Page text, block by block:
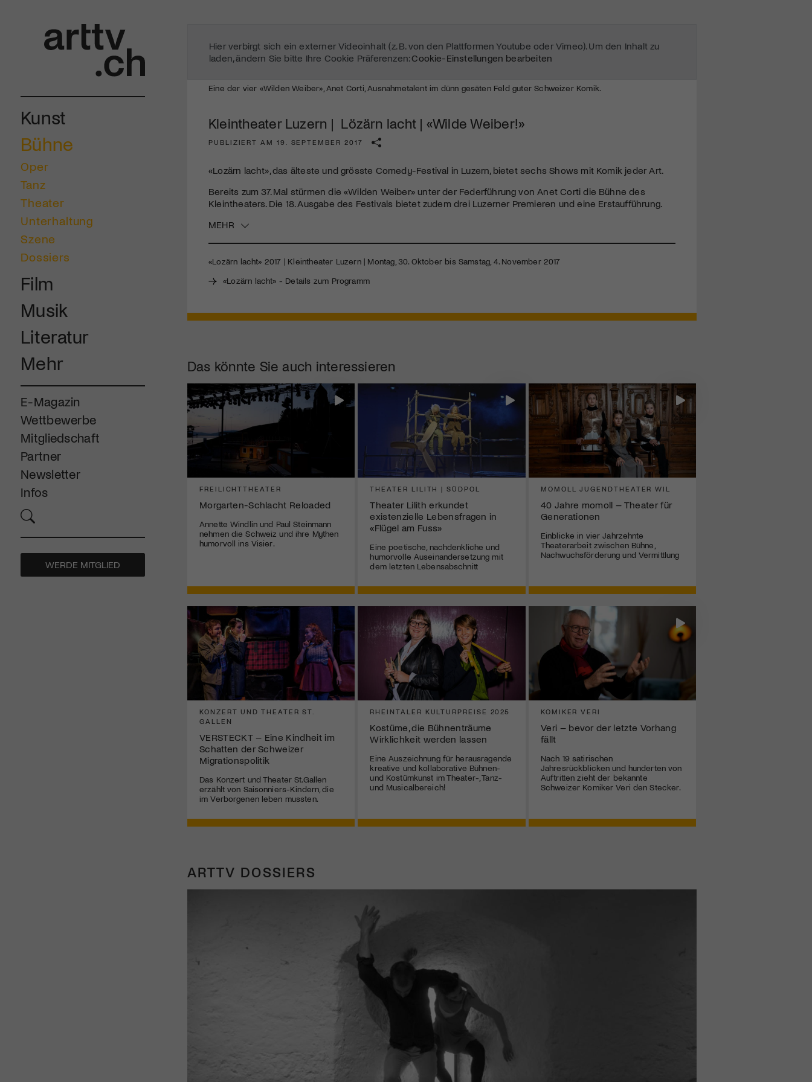
Kunst
Bühne
Oper
Tanz
Theater
Unterhaltung
Szene
Dossiers
Film
Musik
Literatur
Mehr
E-Magazin
Wettbewerbe
Mitgliedschaft
Partner
Newsletter
Infos
WERDE MITGLIED
Hier verbirgt sich ein externer Videoinhalt (z. B. von den Plattformen Youtube oder Vimeo). Um den Inhalt zu
laden, ändern Sie bitte Ihre Cookie Präferenzen:Cookie-Einstellungen bearbeiten
Eine der vier «Wilden Weiber», Anet Corti, Ausnahmetalent im dünn gesäten Feld guter Schweizer Komik.
Kleintheater Luzern | Lözärn lacht | «Wilde Weiber!»
PUBLIZIERT AM 19. SEPTEMBER 2017
«Lozärn lacht», das älteste und grösste Comedy-Festival in Luzern, bietet sechs Shows mit Komik jeder Art.
Bereits zum 37. Mal stürmen die «Wilden Weiber» unter der Federführung von Anet Corti die Bühne des
Kleintheaters. Die 18. Ausgabe des Festivals bietet zudem drei Luzerner Premieren und eine Erstaufführung.
MEHR
«Lozärn lacht» 2017 | Kleintheater Luzern | Montag, 30. Oktober bis Samstag, 4. November 2017
«Lozärn lacht» - Details zum Programm
Das könnte Sie auch interessieren
FREILICHTTHEATER
Morgarten-Schlacht Reloaded
Annette Windlin und Paul Steinmann
nehmen die Schweiz und ihre Mythen
humorvoll ins Visier.
THEATER LILITH | SÜDPOL
Theater Lilith erkundet
existenzielle Lebensfragen in
«Flügel am Fuss»
Eine poetische, nachdenkliche und
humorvolle Auseinandersetzung mit
dem letzten Lebensabschnitt
MOMOLL JUGENDTHEATER WIL
40 Jahre momoll – Theater für
Generationen
Einblicke in vier Jahrzehnte
Theaterarbeit zwischen Bühne,
Nachwuchsförderung und Vermittlung
KONZERT UND THEATER ST.
GALLEN
VERSTECKT – Eine Kindheit im
Schatten der Schweizer
Migrationspolitik
Das Konzert und Theater St.Gallen
erzählt von Saisonniers-Kindern, die
im Verborgenen leben mussten.
RHEINTALER KULTURPREISE 2025
Kostüme, die Bühnenträume
Wirklichkeit werden lassen
Eine Auszeichnung für herausragende
kreative und kollaborative Bühnen-
und Kostümkunst im Theater-, Tanz-
und Musicalbereich!
KOMIKER VERI
Veri – bevor der letzte Vorhang
fällt
Nach 19 satirischen
Jahresrückblicken und hunderten von
Auftritten zieht der bekannte
Schweizer Komiker Veri den Stecker.
ARTTV DOSSIERS
Mach mit: «Be Part of the Art»!
Engagiere dich als Kulturliebhaber:in, Kulturschaffende(r) oder
Kulturinstitution und unterstütze unsere Arbeit.